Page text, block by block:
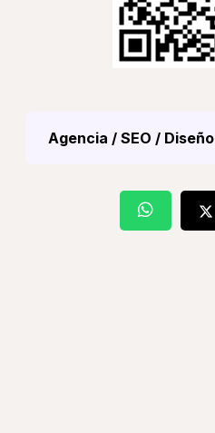
Agencia / SEO / Diseño